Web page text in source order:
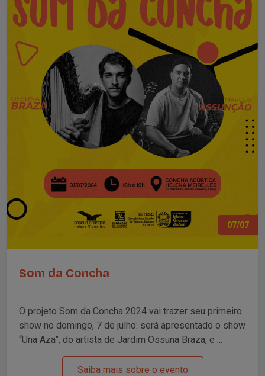
07/07
Som da Concha
O projeto Som da Concha 2024 vai trazer seu primeiro
show no domingo, 7 de julho: será apresentado o show
“Una Aza”, do artista de Jardim Ossuna Braza, e ...
Saiba mais sobre o evento